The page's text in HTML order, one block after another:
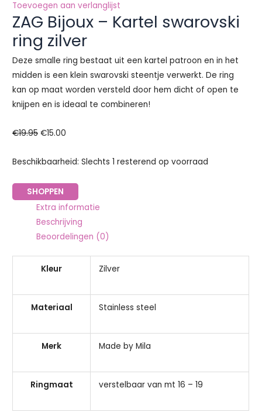
Toevoegen aan verlanglijst
ZAG Bijoux – Kartel swarovski
ring zilver
Deze smalle ring bestaat uit een kartel patroon en in het
midden is een klein swarovski steentje verwerkt. De ring
kan op maat worden versteld door hem dicht of open te
knijpen en is ideaal te combineren!
€19.95 €15.00
Beschikbaarheid: Slechts 1 resterend op voorraad
SHOPPEN
Extra informatie
Beschrijving
Beoordelingen (0)
Kleur Zilver
Materiaal Stainless steel
Merk Made by Mila
Ringmaat verstelbaar van mt 16 – 19